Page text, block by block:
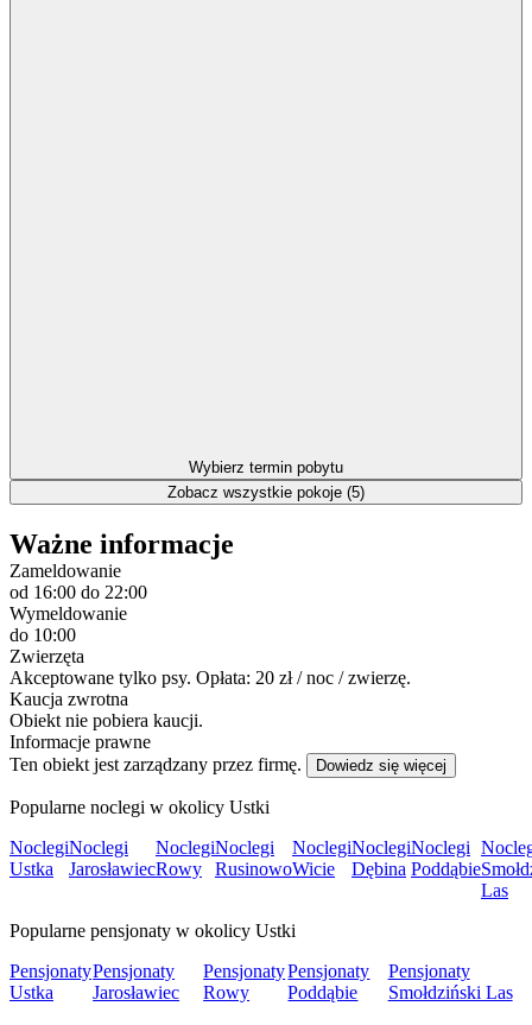
Wybierz termin pobytu
Zobacz wszystkie pokoje (5)
Ważne informacje
Zameldowanie
od 16:00 do 22:00
Wymeldowanie
do 10:00
Zwierzęta
Akceptowane tylko psy. Opłata: 20 zł / noc / zwierzę.
Kaucja zwrotna
Obiekt nie pobiera kaucji.
Informacje prawne
Ten obiekt jest zarządzany przez firmę.
Dowiedz się więcej
Popularne noclegi w okolicy Ustki
Noclegi
Ustka
Noclegi
Jarosławiec
Noclegi
Rowy
Noclegi
Rusinowo
Noclegi
Wicie
Noclegi
Dębina
Noclegi
Poddąbie
Las
Popularne pensjonaty w okolicy Ustki
Pensjonaty
Ustka
Pensjonaty
Jarosławiec
Pensjonaty
Rowy
Pensjonaty
Poddąbie
Pensjonaty
Smołdziński Las